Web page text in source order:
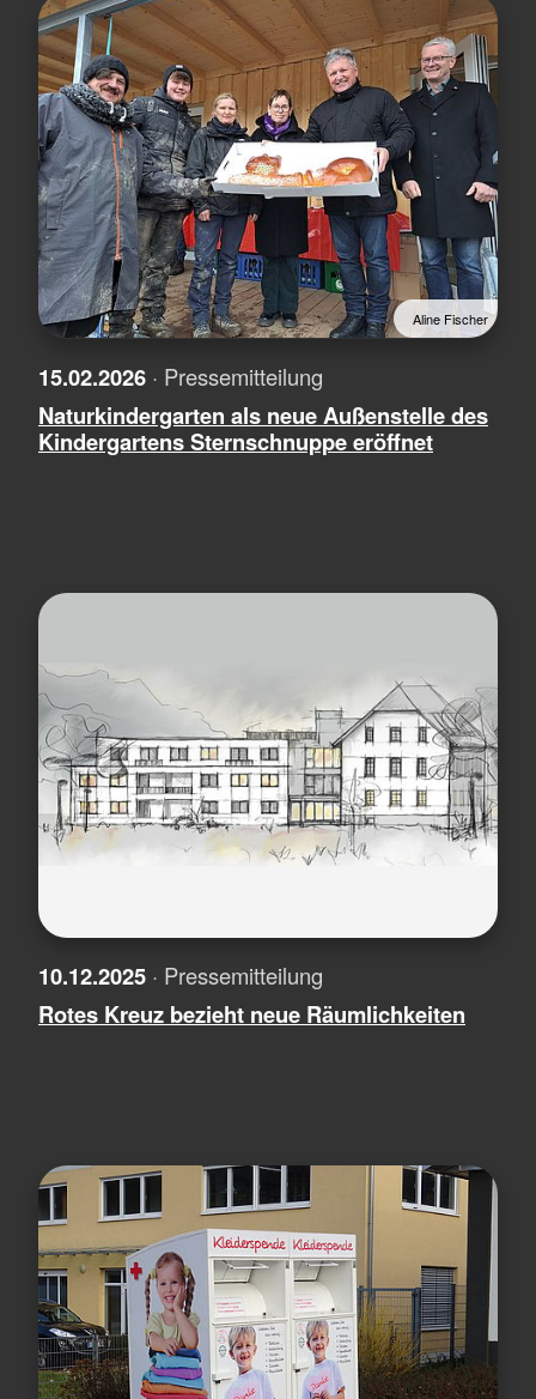
Aline Fischer
15.02.2026 · Pressemitteilung
Naturkindergarten als neue Außenstelle des
Kindergartens Sternschnuppe eröffnet
10.12.2025 · Pressemitteilung
Rotes Kreuz bezieht neue Räumlichkeiten